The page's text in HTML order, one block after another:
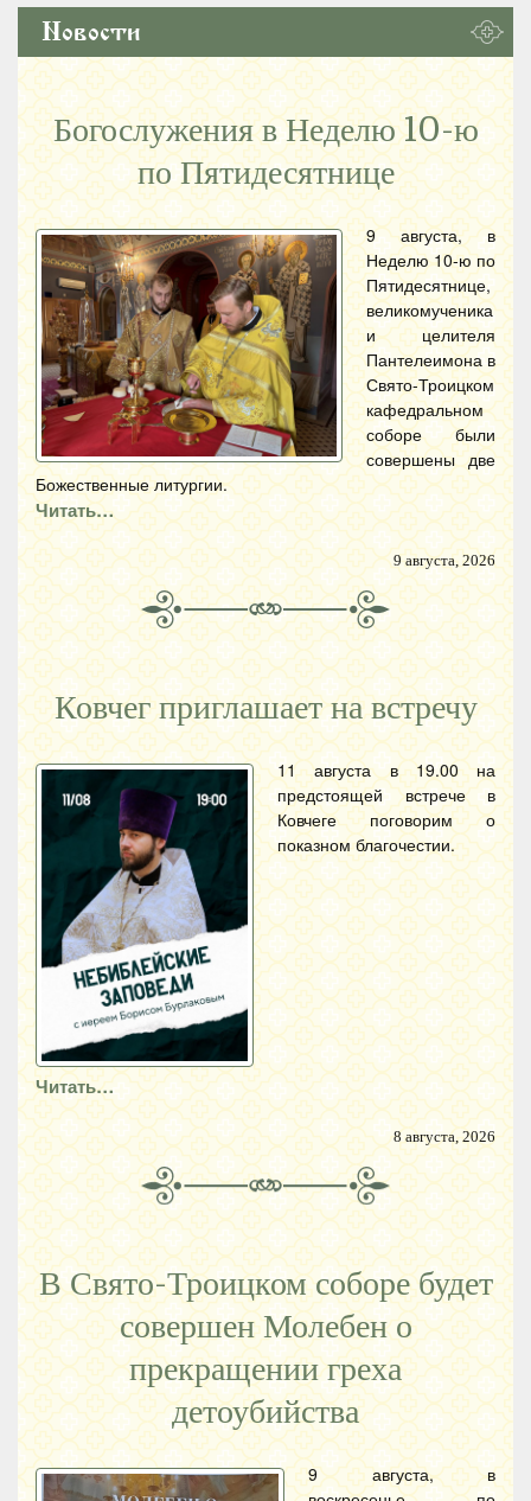
Новости
Богослужения в Неделю 10-ю
по Пятидесятнице
9 августа, в
Неделю 10-ю по
Пятидесятнице,
великомученика
и целителя
Пантелеимона в
Свято-Троицком
кафедральном
соборе были
совершены две
Божественные литургии.
Читать…
9 августа, 2026
Ковчег приглашает на встречу
11 августа в 19.00 на
предстоящей встрече в
Ковчеге поговорим о
показном благочестии.
Читать…
8 августа, 2026
В Свято-Троицком соборе будет
совершен Молебен о
прекращении греха
детоубийства
9 августа, в